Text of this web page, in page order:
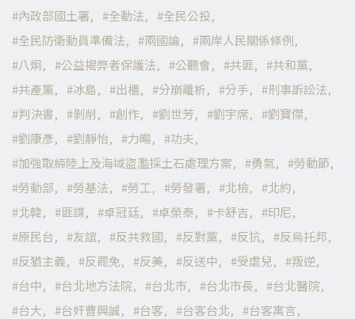
內政部國土署
全動法
全民公投
全民防衛動員準備法
兩國論
兩岸人民關係條例
八炯
公益揭弊者保護法 公聽會 共匪
共和黨
共產黨
冰島 出櫃 分崩離析 分手
刑事訴訟法
判決書
剝削 創作 劉世芳 劉宇席
劉寶傑
劉康彥
劉靜怡 力暘
功夫
加強取締陸上及海域盜濫採土石處理方案
勇氣
勞動節
勞動部
勞基法 勞工 勞發署 北檢
北約
北韓
匪諜 卓冠廷 卓榮泰 卡舒吉
印尼
原民台
友誼 反共救國 反對黨 反抗
反烏托邦
反猶主義
反罷免 反美 反送中 受虐兒
叛逆
台中
台北地方法院 台北市 台北市長
台北醫院
台大
台奸曹興誠 台客 台客台北
台客寓言